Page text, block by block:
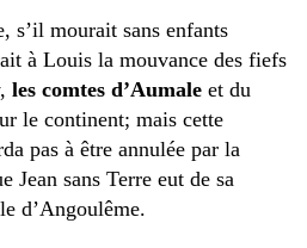
s’il mourait sans enfants
à Louis la mouvance des fiefs
les comtes d’Aumale et du
le continent; mais cette
pas à être annulée par la
Jean sans Terre eut de sa
d’Angoulême.